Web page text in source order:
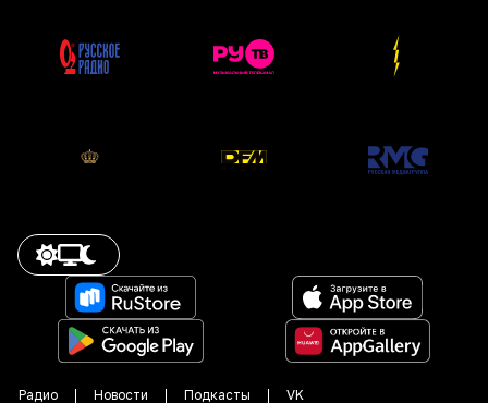
Радио Новости Подкасты VK